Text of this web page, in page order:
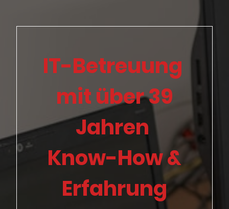
IT-Betreuung
mit über 39
Jahren
Know-How &
Erfahrung